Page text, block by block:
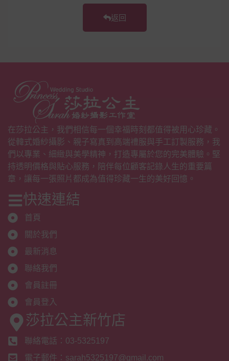
返回
在莎拉公主，我們相信每一個幸福時刻都值得被用心珍藏。
從韓式婚紗攝影、親子寫真到高端禮服與手工訂製服務，我
們以專業、細緻與美學精神，打造專屬於您的完美體驗。堅
持透明價格與貼心服務，陪伴每位顧客記錄人生的重要篇
章，讓每一張照片都成為值得珍藏一生的美好回憶。
快速連結
首頁
關於我們
最新消息
聯絡我們
會員註冊
會員登入
莎拉公主新竹店
聯絡電話：03-5325197
電子郵件：sarah5325197@gmail.com